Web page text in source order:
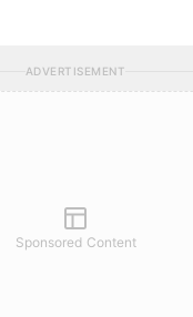
ADVERTISEMENT
Sponsored Content